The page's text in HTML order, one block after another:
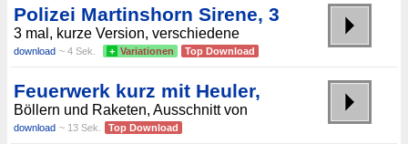
Polizei Martinshorn Sirene, 3
3 mal, kurze Version, verschiedene
download ~ 4 Sek. + Variationen Top Download
Feuerwerk kurz mit Heuler,
Böllern und Raketen, Ausschnitt von
download ~ 13 Sek. Top Download